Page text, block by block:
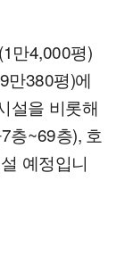
만4,000평)
만380평)에
설을 비롯해
층~69층), 호
예정입니